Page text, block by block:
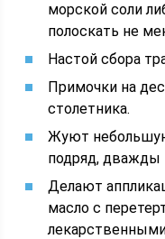
морской соли
полоскать не
Настой сбора
Примочки на
столетника.
Жуют
подряд, дважды
Делают
масло с